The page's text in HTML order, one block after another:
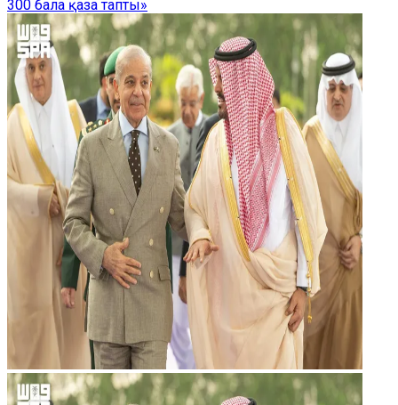
300 бала қаза тапты»